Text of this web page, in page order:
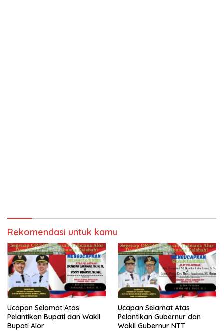
Rekomendasi untuk kamu
Ucapan Selamat Atas
Pelantikan Bupati dan Wakil
Bupati Alor
Ucapan Selamat Atas
Pelantikan Gubernur dan
Wakil Gubernur NTT